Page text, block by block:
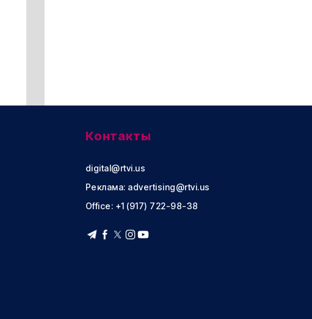
Контакты
digital@rtvi.us
Реклама: advertising@rtvi.us
Office: +1 (917) 722-98-38